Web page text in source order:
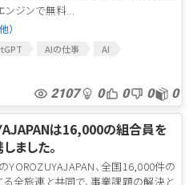
ンジンで無料...
）
AIの仕事
AI
2107 0 0 0 0
は16,000の組合員を
ました。
YOROZUYAJAPAN、全国16,000件の
る全旅連と共同で、事業課題の解決と